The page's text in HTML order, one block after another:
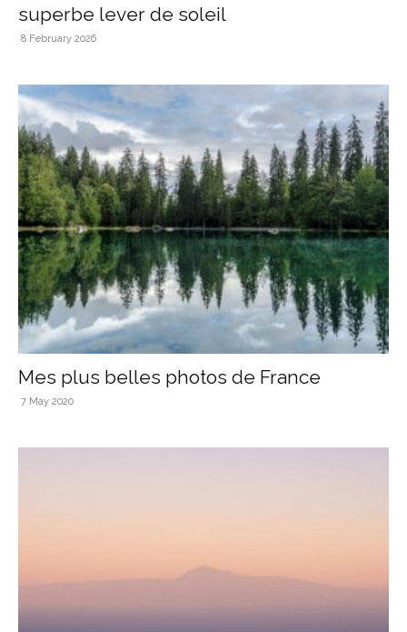
superbe lever de soleil
8 February 2026
Mes plus belles photos de France
7 May 2020